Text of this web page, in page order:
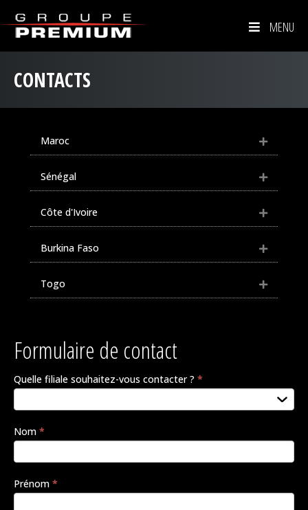
MENU
CONTACTS
Maroc
Sénégal
Côte d'Ivoire
Burkina Faso
Togo
Formulaire de contact
Quelle filiale souhaitez-vous contacter ? *
Nom *
Prénom *
Si vous
êtes un
humain,
remplissez
champ.